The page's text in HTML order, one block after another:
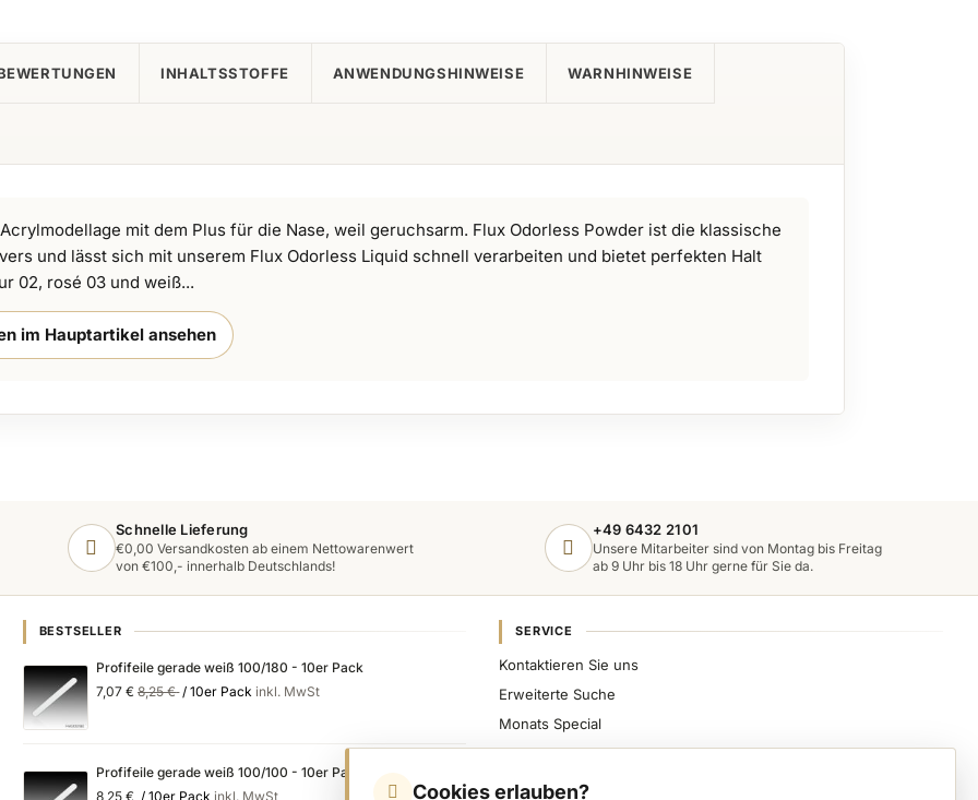
Cookies erlauben?
mit dem Plus für die Nase, weil geruchsarm. Flux Odorless Powder ist die klassische
und lässt sich mit unserem Flux Odorless Liquid schnell verarbeiten und bietet perfekten Halt
02, rosé 03 und weiß...
im Hauptartikel ansehen
INHALTSSTOFFE ANWENDUNGSHINWEISE WARNHINWEISE
Schnelle Lieferung
€0,00 Versandkosten ab einem Nettowarenwert
von €100,- innerhalb Deutschlands!
+49 6432 2101
Unsere Mitarbeiter sind von Montag bis Freitag
ab 9 Uhr bis 18 Uhr gerne für Sie da.
BESTSELLER
Profifeile gerade weiß 100/180 - 10er Pack
Special
Price
7,07 € Regular
Price
8,25 € / 10er Pack inkl. MwSt
Profifeile gerade weiß 100/100 - 10er Pack
8,25 € / 10er Pack inkl. MwSt
SERVICE
Kontaktieren Sie uns
Erweiterte Suche
Monats Special
erhalten.